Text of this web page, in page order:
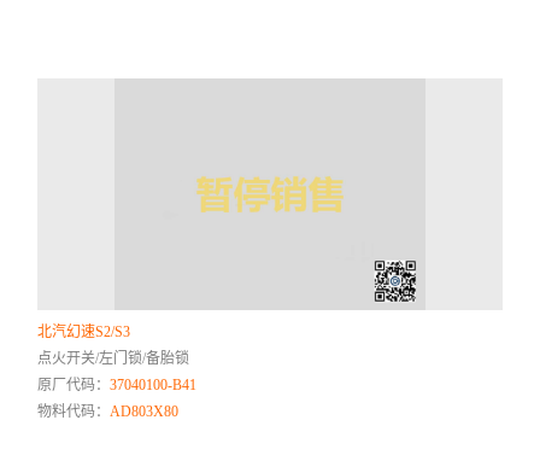
北汽幻速S2/S3
点火开关/左门锁/备胎锁
原厂代码：37040100-B41
物料代码：AD803X80